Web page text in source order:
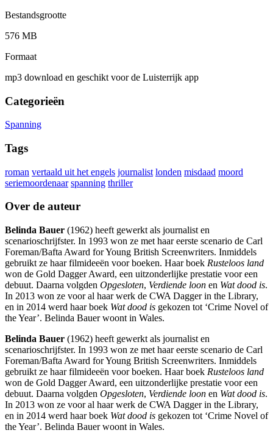
Bestandsgrootte
576 MB
Formaat
mp3 download en geschikt voor de Luisterrijk app
Categorieën
Spanning
Tags
roman vertaald uit het engels journalist londen misdaad moord
seriemoordenaar spanning thriller
Over de auteur
Belinda Bauer (1962) heeft gewerkt als journalist en
scenarioschrijfster. In 1993 won ze met haar eerste scenario de Carl
Foreman/Bafta Award for Young British Screenwriters. Inmiddels
gebruikt ze haar filmideeën voor boeken. Haar boek Rusteloos land
won de Gold Dagger Award, een uitzonderlijke prestatie voor een
debuut. Daarna volgden Opgesloten, Verdiende loon en Wat dood is.
In 2013 won ze voor al haar werk de CWA Dagger in the Library,
en in 2014 werd haar boek Wat dood is gekozen tot ‘Crime Novel of
the Year’. Belinda Bauer woont in Wales.
Belinda Bauer (1962) heeft gewerkt als journalist en
scenarioschrijfster. In 1993 won ze met haar eerste scenario de Carl
Foreman/Bafta Award for Young British Screenwriters. Inmiddels
gebruikt ze haar filmideeën voor boeken. Haar boek Rusteloos land
won de Gold Dagger Award, een uitzonderlijke prestatie voor een
debuut. Daarna volgden Opgesloten, Verdiende loon en Wat dood is.
In 2013 won ze voor al haar werk de CWA Dagger in the Library,
en in 2014 werd haar boek Wat dood is gekozen tot ‘Crime Novel of
the Year’. Belinda Bauer woont in Wales.